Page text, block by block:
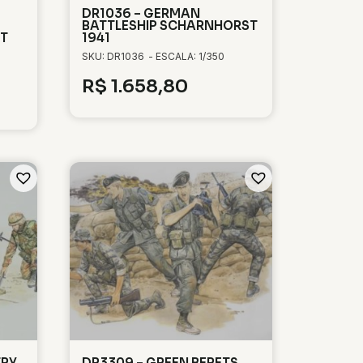
DR1036 – GERMAN
BATTLESHIP SCHARNHORST
1941
SKU: DR1036 - ESCALA: 1/350
R$ 1.658,80